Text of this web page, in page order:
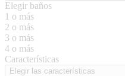
Elegir baños
1 o más
2 o más
3 o más
4 o más
Características
Elegir las características